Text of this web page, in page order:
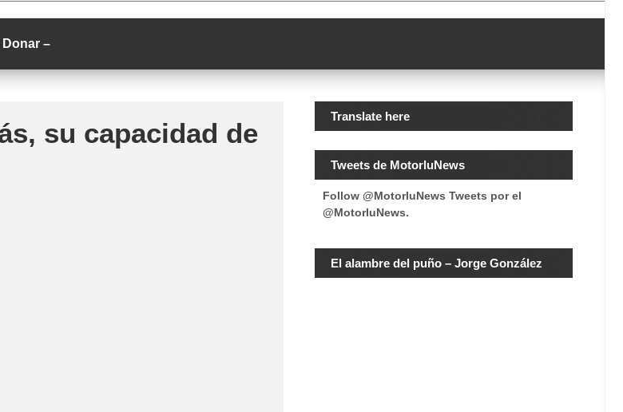
Donar –
su capacidad de
Translate here
Tweets de MotorluNews
Follow @MotorluNews Tweets por el
@MotorluNews.
El alambre del puño – Jorge González